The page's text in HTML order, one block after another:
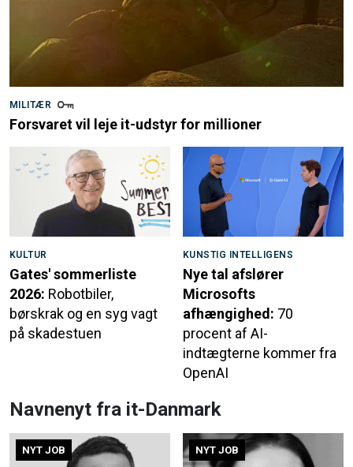
MILITÆR
Forsvaret vil leje it-udstyr for millioner
KULTUR
Gates' sommerliste
2026: Robotbiler,
børskrak og en syg vagt
på skadestuen
KUNSTIG INTELLIGENS
Nye tal afslører
Microsofts
afhængighed: 70
procent af AI-
indtægterne kommer fra
OpenAI
Navnenyt fra it-Danmark
NYT JOB NYT JOB